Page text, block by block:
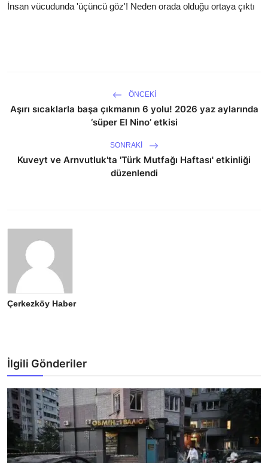
İnsan vücudunda 'üçüncü göz'! Neden orada olduğu ortaya çıktı
ÖNCEKI
Aşırı sıcaklarla başa çıkmanın 6 yolu! 2026 yaz aylarında
‘süper El Nino’ etkisi
SONRAKI
Kuveyt ve Arnvutluk'ta 'Türk Mutfağı Haftası' etkinliği
düzenlendi
Çerkezköy Haber
İlgili Gönderiler